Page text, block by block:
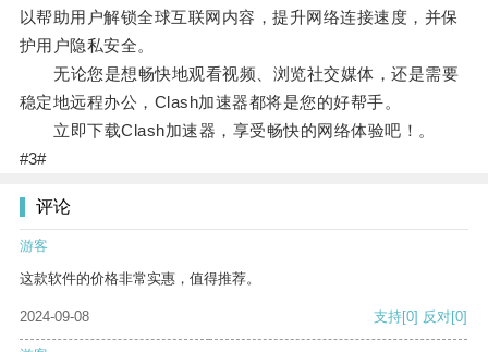
以帮助用户解锁全球互联网内容，提升网络连接速度，并保
护用户隐私安全。
无论您是想畅快地观看视频、浏览社交媒体，还是需要
稳定地远程办公，Clash加速器都将是您的好帮手。
立即下载Clash加速器，享受畅快的网络体验吧！。
#3#
评论
游客
这款软件的价格非常实惠，值得推荐。
2024-09-08 支持[0] 反对[0]